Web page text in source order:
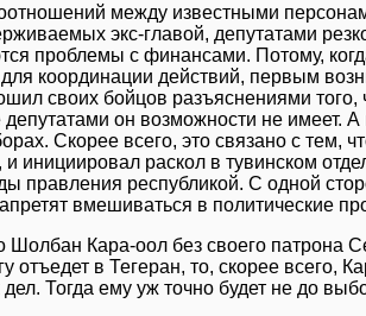
между известными
экс-главой, депутатами
проблемы с финансами. Потому,
координации действий, первым
своих бойцов разъяснениями того,
он возможности не имеет.
Скорее всего, это связано с тем,
и инициировал раскол в тувинском
правления республикой. С одной
вмешиваться в политические
Шолбан Кара-оол без своего патрона
отъедет в Тегеран, то, скорее всего,
Тогда ему уж точно будет не до